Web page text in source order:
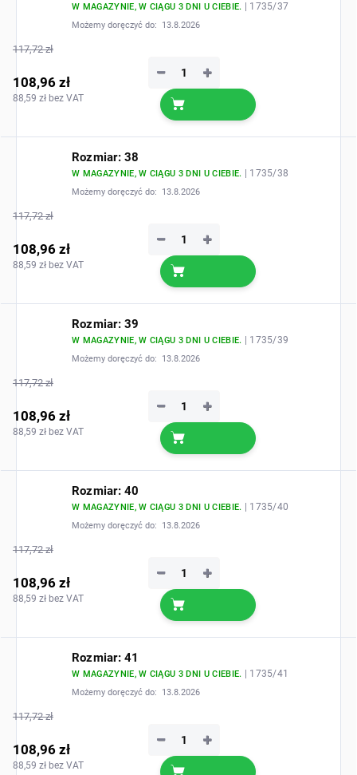
W MAGAZYNIE, W CIĄGU 3 DNI U CIEBIE. | 1735/37
Możemy doręczyć do: 13.8.2026
117,72 zł
108,96 zł
88,59 zł bez VAT
+
−
Rozmiar: 38
W MAGAZYNIE, W CIĄGU 3 DNI U CIEBIE. | 1735/38
Możemy doręczyć do: 13.8.2026
117,72 zł
108,96 zł
88,59 zł bez VAT
+
−
Rozmiar: 39
W MAGAZYNIE, W CIĄGU 3 DNI U CIEBIE. | 1735/39
Możemy doręczyć do: 13.8.2026
117,72 zł
108,96 zł
88,59 zł bez VAT
+
−
Rozmiar: 40
W MAGAZYNIE, W CIĄGU 3 DNI U CIEBIE. | 1735/40
Możemy doręczyć do: 13.8.2026
117,72 zł
108,96 zł
88,59 zł bez VAT
+
−
Rozmiar: 41
W MAGAZYNIE, W CIĄGU 3 DNI U CIEBIE. | 1735/41
Możemy doręczyć do: 13.8.2026
117,72 zł
108,96 zł
88,59 zł bez VAT
+
−